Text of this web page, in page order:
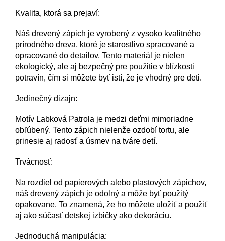
Kvalita, ktorá sa prejaví:
Náš drevený zápich je vyrobený z vysoko kvalitného
prírodného dreva, ktoré je starostlivo spracované a
opracované do detailov. Tento materiál je nielen
ekologický, ale aj bezpečný pre použitie v blízkosti
potravín, čím si môžete byť istí, že je vhodný pre deti.
Jedinečný dizajn:
Motív Labková Patrola je medzi deťmi mimoriadne
obľúbený. Tento zápich nielenže ozdobí tortu, ale
prinesie aj radosť a úsmev na tváre detí.
Trvácnosť:
Na rozdiel od papierových alebo plastových zápichov,
náš drevený zápich je odolný a môže byť použitý
opakovane. To znamená, že ho môžete uložiť a použiť
aj ako súčasť detskej izbičky ako dekoráciu.
Jednoduchá manipulácia: